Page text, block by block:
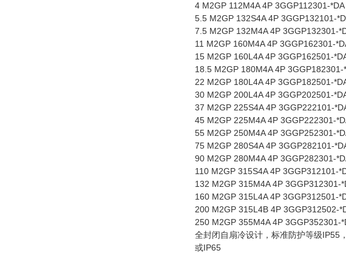
4 M2GP 112M4A 4P 3GGP112301-
5.5 M2GP 132S4A 4P 3GGP132101-
7.5 M2GP 132M4A 4P 3GGP132301-
11 M2GP 160M4A 4P 3GGP162301-
15 M2GP 160L4A 4P 3GGP162501-
18.5 M2GP 180M4A 4P
22 M2GP 180L4A 4P 3GGP182501-
30 M2GP 200L4A 4P 3GGP202501-
37 M2GP 225S4A 4P 3GGP222101-
45 M2GP 225M4A 4P 3GGP222301-
55 M2GP 250M4A 4P 3GGP252301-
75 M2GP 280S4A 4P 3GGP282101-
90 M2GP 280M4A 4P 3GGP282301-
110 M2GP 315S4A 4P 3GGP312101-
132 M2GP 315M4A 4P 3GGP312301-
160 M2GP 315L4A 4P 3GGP312501-
200 M2GP 315L4B 4P 3GGP312502-
250 M2GP 355M4A 4P 3GGP352301-
全封闭自扇冷设计，标准防护等级IP55
或IP65